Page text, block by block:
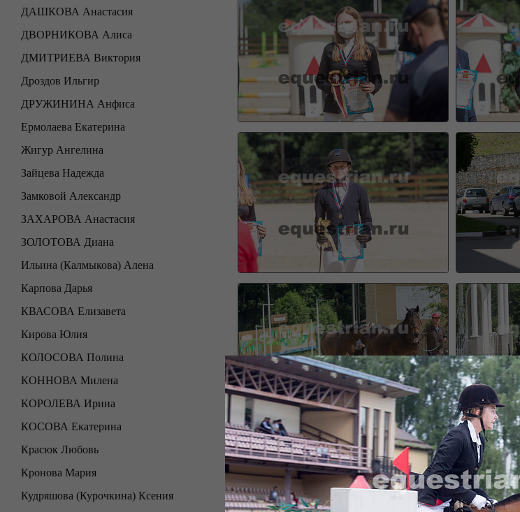
ДАШКОВА Анастасия
ДВОРНИКОВА Алиса
ДМИТРИЕВА Виктория
Дроздов Ильгир
ДРУЖИНИНА Анфиса
Ермолаева Екатерина
Жигур Ангелина
Зайцева Надежда
Замковой Александр
ЗАХАРОВА Анастасия
ЗОЛОТОВА Диана
Ильина (Калмыкова) Алена
Карпова Дарья
КВАСОВА Елизавета
Кирова Юлия
КОЛОСОВА Полина
КОННОВА Милена
КОРОЛЕВА Ирина
КОСОВА Екатерина
Красюк Любовь
Кронова Мария
Кудряшова (Курочкина) Ксения